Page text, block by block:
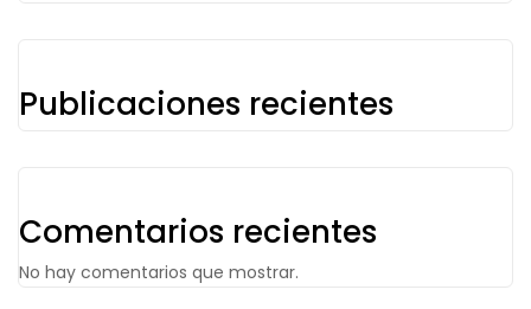
Publicaciones recientes
Comentarios recientes
No hay comentarios que mostrar.